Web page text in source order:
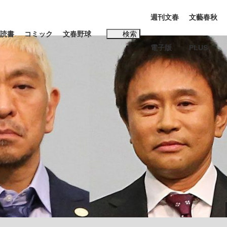
インタビュー
日本代表“敗戦”の真実 選手が明かす...
将棋
読書 コミック 文春野球 検索
#松田聖子
週刊文春
電子版
文藝春秋
PLUS